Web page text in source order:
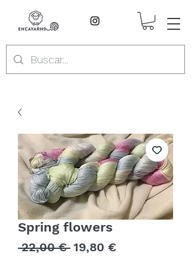
Spring flowers
22,00 € Precio
19,80 €Precio